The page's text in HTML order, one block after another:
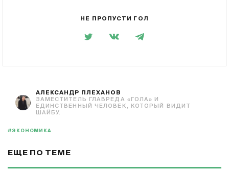
НЕ ПРОПУСТИ ГОЛ
АЛЕКСАНДР ПЛЕХАНОВ
ЗАМЕСТИТЕЛЬ ГЛАВРЕДА «ГОЛА» И
ЕДИНСТВЕННЫЙ ЧЕЛОВЕК, КОТОРЫЙ ВИДИТ
ШАЙБУ.
#ЭКОНОМИКА
ЕЩЕ ПО ТЕМЕ